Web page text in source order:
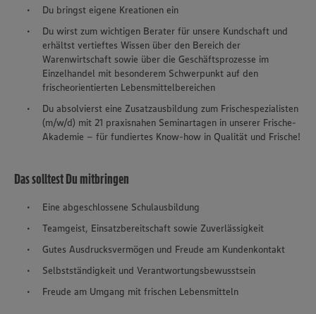
Du bringst eigene Kreationen ein
Du wirst zum wichtigen Berater für unsere Kundschaft und
erhältst vertieftes Wissen über den Bereich der
Warenwirtschaft sowie über die Geschäftsprozesse im
Einzelhandel mit besonderem Schwerpunkt auf den
frischeorientierten Lebensmittelbereichen
Du absolvierst eine Zusatzausbildung zum Frischespezialisten
(m/w/d) mit 21 praxisnahen Seminartagen in unserer Frische-
Akademie – für fundiertes Know-how in Qualität und Frische!
Das solltest Du mitbringen
Eine abgeschlossene Schulausbildung
Teamgeist, Einsatzbereitschaft sowie Zuverlässigkeit
Gutes Ausdrucksvermögen und Freude am Kundenkontakt
Selbstständigkeit und Verantwortungsbewusstsein
Freude am Umgang mit frischen Lebensmitteln